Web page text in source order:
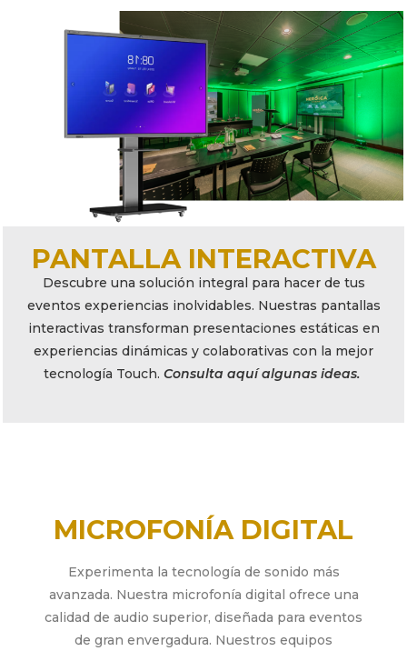
PANTALLA INTERACTIVA
Descubre una solución integral para hacer de tus
eventos experiencias inolvidables. Nuestras pantallas
interactivas transforman presentaciones estáticas en
experiencias dinámicas y colaborativas con la mejor
tecnología Touch. Consulta aquí algunas ideas.
MICROFONÍA DIGITAL
Experimenta la tecnología de sonido más
avanzada. Nuestra microfonía digital ofrece una
calidad de audio superior, diseñada para eventos
de gran envergadura. Nuestros equipos